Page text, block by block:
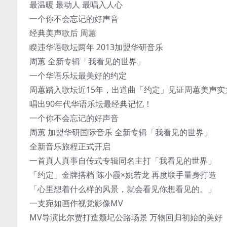
最温暖 最动人 最唱入人心
一个你不会忘记的好声音
经典美声歌后 周蕙
睽违华语歌坛两年 2013加盟华研音乐
周蕙 全新专辑「我看见的世界」
一个华语乐坛最美好的约定
周蕙踏入歌坛近15年，出道曲「约定」见证周蕙美声实
唱出90年代华语乐坛最经典记忆！
一个你不会忘记的好声音
周蕙 加盟华研国际音乐 全新专辑「我看见的世界」
全新音乐旅程正式开启
一首真人真事自传式专辑同名主打「我看见的世界」
「约定」金牌搭档 陈小霞×姚若龙 再度联手量身打造
「心里想着什么样的风景，就会看见你想看见的。」
一支宛如画作视觉影像MV
MV导演比尔贾打造颓圮公路场景 万物回归初始的美好